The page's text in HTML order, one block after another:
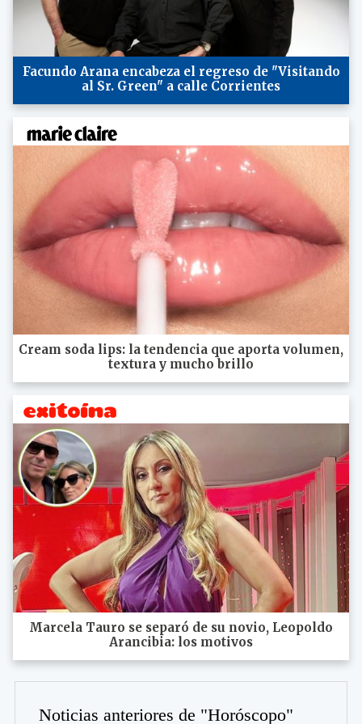
Facundo Arana encabeza el regreso de "Visitando
al Sr. Green" a calle Corrientes
Cream soda lips: la tendencia que aporta volumen,
textura y mucho brillo
Marcela Tauro se separó de su novio, Leopoldo
Arancibia: los motivos
Noticias anteriores de "Horóscopo"